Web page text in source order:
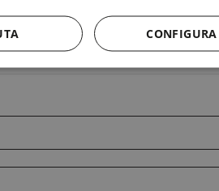
CONFIGURA